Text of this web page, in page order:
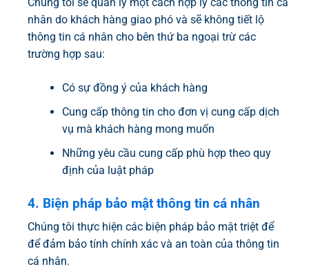
Chúng tôi sẽ quản lý một cách hợp lý các thông tin cá
nhân do khách hàng giao phó và sẽ không tiết lộ
thông tin cá nhân cho bên thứ ba ngoại trừ các
trường hợp sau:
Có sự đồng ý của khách hàng
Cung cấp thông tin cho đơn vị cung cấp dịch
vụ mà khách hàng mong muốn
Những yêu cầu cung cấp phù hợp theo quy
định của luật pháp
4. Biện pháp bảo mật thông tin cá nhân
Chúng tôi thực hiện các biện pháp bảo mật triệt để
để đảm bảo tính chính xác và an toàn của thông tin
cá nhân.